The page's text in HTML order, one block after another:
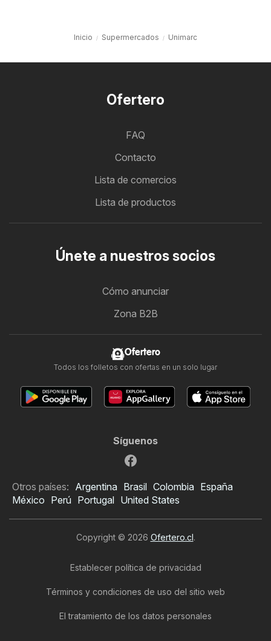
Folleto de Unimarc
Inicio Supermercados Unimarc
Ofertero
FAQ
Contacto
Lista de comercios
Lista de productos
Únete a nuestros socios
Cómo anunciar
Zona B2B
Ofertero
Todos los folletos con ofertas en un solo lugar
Síguenos
Otros países: Argentina Brasil Colombia España
México Perú Portugal United States
Copyright © 2026 Ofertero.cl.
Establecer política de privacidad
Términos y condiciones de uso del sitio web
El tratamiento de los datos personales